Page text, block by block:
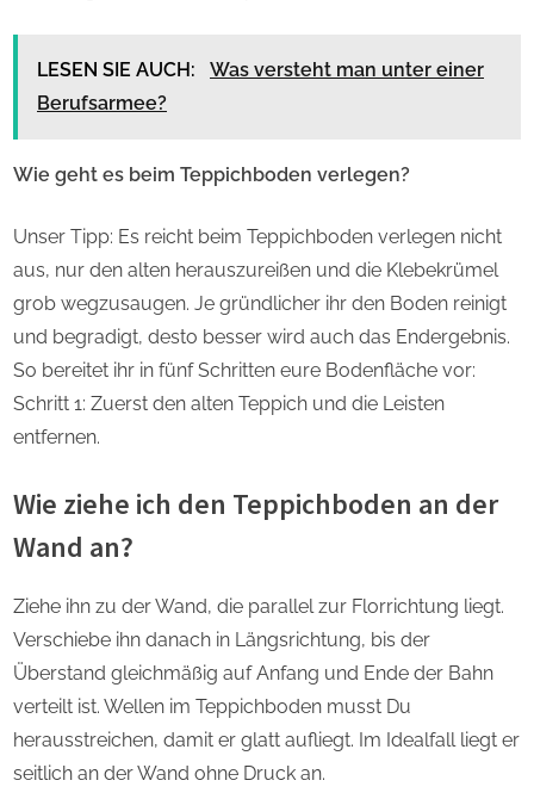
LESEN SIE AUCH:
Was versteht man unter einer
Berufsarmee?
Wie geht es beim Teppichboden verlegen?
Unser Tipp: Es reicht beim Teppichboden verlegen nicht
aus, nur den alten herauszureißen und die Klebekrümel
grob wegzusaugen. Je gründlicher ihr den Boden reinigt
und begradigt, desto besser wird auch das Endergebnis.
So bereitet ihr in fünf Schritten eure Bodenfläche vor:
Schritt 1: Zuerst den alten Teppich und die Leisten
entfernen.
Wie ziehe ich den Teppichboden an der
Wand an?
Ziehe ihn zu der Wand, die parallel zur Florrichtung liegt.
Verschiebe ihn danach in Längsrichtung, bis der
Überstand gleichmäßig auf Anfang und Ende der Bahn
verteilt ist. Wellen im Teppichboden musst Du
herausstreichen, damit er glatt aufliegt. Im Idealfall liegt er
seitlich an der Wand ohne Druck an.